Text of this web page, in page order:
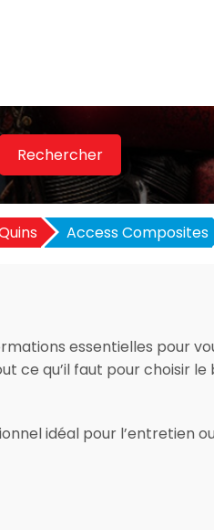
Rechercher
Access Composites
essentielles pour
ce qu’il faut pour choisir le
idéal pour l’entretien